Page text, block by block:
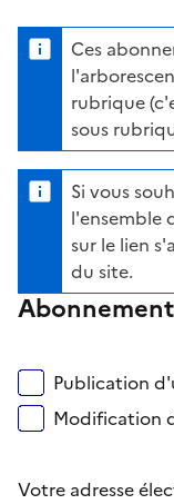
Ces
rubrique
sous
Si vous
l'ensemble
sur le lien
du site.
Publication
Modification
Votre adresse